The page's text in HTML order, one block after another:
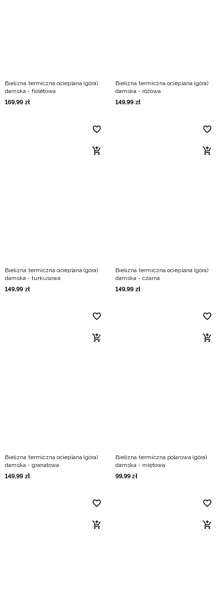
Bielizna termiczna ocieplana (góra)
damska - fioletowa
169,99 zł
Bielizna termiczna ocieplana (góra)
damska - różowa
149,99 zł
Bielizna termiczna ocieplana (góra)
damska - turkusowa
149,99 zł
Bielizna termiczna ocieplana (góra)
damska - czarna
149,99 zł
Bielizna termiczna ocieplana (góra)
damska - granatowa
149,99 zł
Bielizna termiczna polarowa (góra)
damska - miętowa
99,99 zł